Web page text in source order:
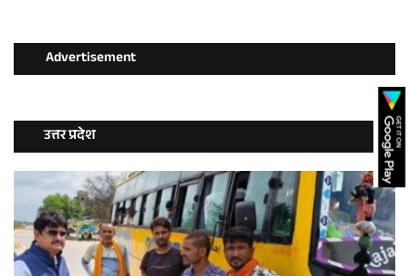
Advertisement
उत्तर प्रदेश